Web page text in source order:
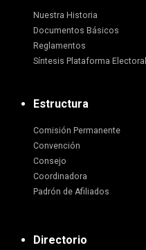
Nuestra Historia
Documentos Básicos
Reglamentos
Síntesis Plataforma
Estructura
Comisión Permanente
Convención
Consejo
Coordinadora
Padrón de Afiliados
Directorio